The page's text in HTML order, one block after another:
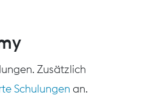
Zusätzlich
Schulungen an.